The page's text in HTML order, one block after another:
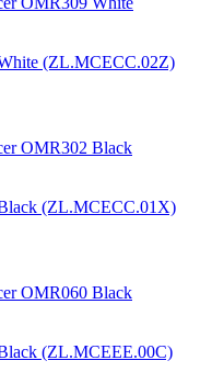
(ZL.MCECC.02Z)
(ZL.MCECC.01X)
(ZL.MCEEE.00C)